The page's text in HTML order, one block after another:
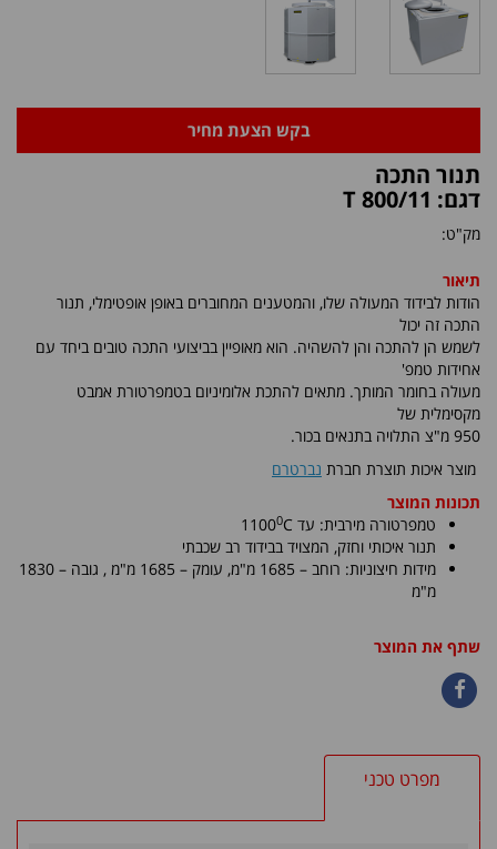
בקש הצעת מחיר
תנור התכה
דגם: T 800/11
מק"ט:
תיאור
הודות לבידוד המעולה שלו, והמטענים המחוברים באופן אופטימלי, תנור
התכה זה יכול
לשמש הן להתכה והן להשהיה. הוא מאופיין בביצועי התכה טובים ביחד עם
אחידות טמפ'
מעולה בחומר המותך. מתאים להתכת אלומיניום בטמפרטורת אמבט
מקסימלית של
950 מ"צ התלויה בתנאים בכור.
מוצר איכות תוצרת חברת נברטרם
תכונות המוצר
טמפרטורה מירבית: עד C
11000
תנור איכותי וחזק, המצויד בבידוד רב שכבתי
מידות חיצוניות: רוחב – 1685
מ"מ, עומק – 1685 מ"מ
, גובה – 1830
מ"מ
שתף את המוצר
מפרט טכני